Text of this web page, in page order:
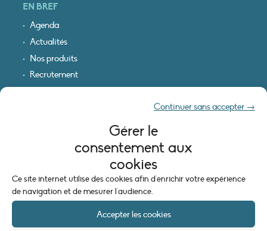
Gérer le
consentement aux
cookies
Ce site internet utilise des cookies afin d'enrichir votre expérience
de navigation et de mesurer l'audience.
Accepter les cookies
Continuer sans accepter →
EN BREF
Agenda
Actualités
Nos produits
Recrutement
INFORMATIONS LÉGALES
Mentions légales
Politique de cookies (UE)